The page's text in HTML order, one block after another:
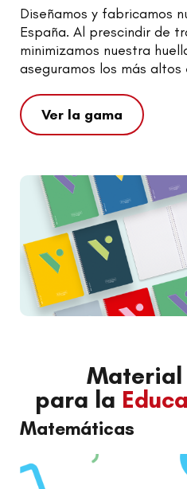
Diseñamos y fabricamos
España. Al prescindir de
minimizamos nuestra
aseguramos los más
Ver la gama
Material
para la
Matemáticas